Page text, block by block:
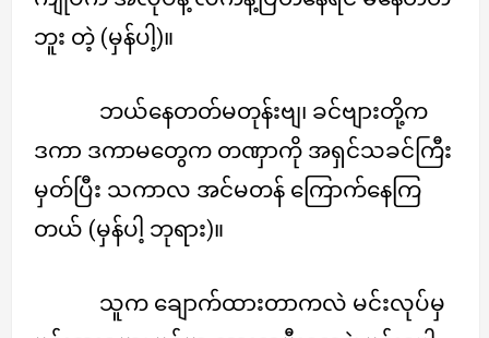
ဘူး တဲ့ (မှန်ပါ့)။
ဘယ်နေတတ်မတုန်းဗျ၊ ခင်ဗျားတို့က
ဒကာ ဒကာမတွေက တဏှာကို အရှင်သခင်ကြီး
မှတ်ပြီး သကာလ အင်မတန် ကြောက်နေကြ
တယ် (မှန်ပါ့ ဘုရား)။
သူက ချောက်ထားတာကလဲ မင်းလုပ်မှ